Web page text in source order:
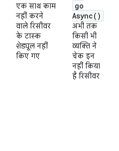
एक साथ काम
नहीं करने
वाले रिसीवर
के टास्क
शेड्यूल नहीं
किए गए
go
Async( )
अभी तक
किसी भी
व्यक्ति ने
चेक इन
नहीं किया
है रिसीवर